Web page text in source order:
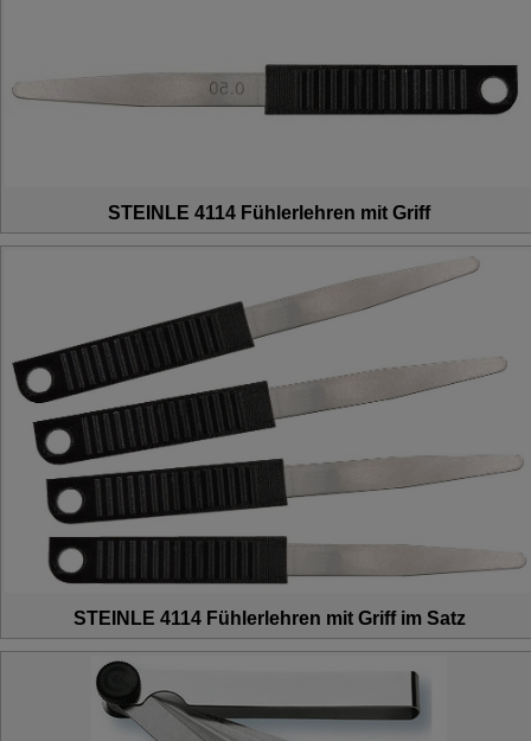
STEINLE 4114 Fühlerlehren mit Griff
STEINLE 4114 Fühlerlehren mit Griff im Satz